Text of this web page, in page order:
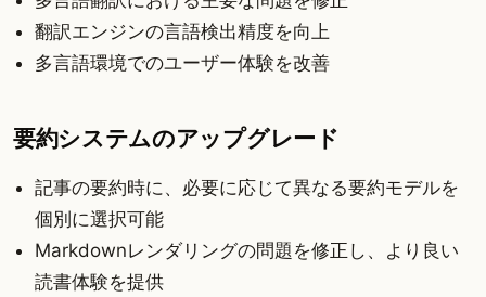
翻訳エンジンの言語検出精度を向上
多言語環境でのユーザー体験を改善
要約システムのアップグレード
記事の要約時に、必要に応じて異なる要約モデルを
個別に選択可能
Markdownレンダリングの問題を修正し、より良い
読書体験を提供